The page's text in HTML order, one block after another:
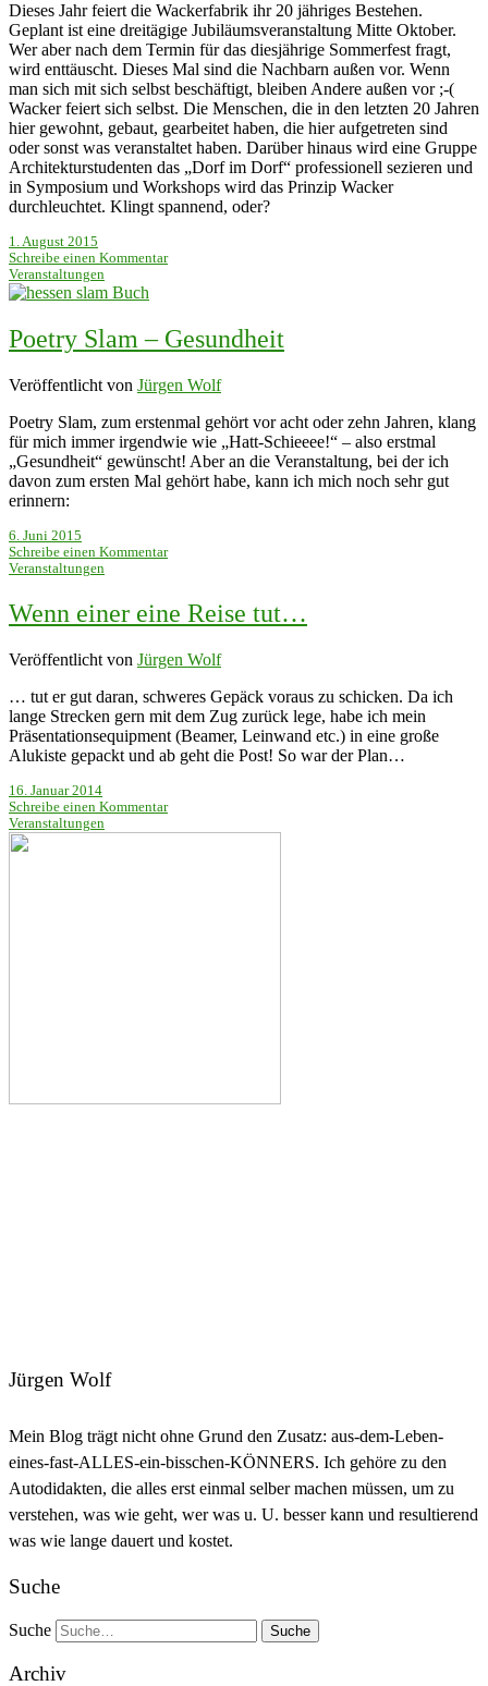
Dieses Jahr feiert die Wackerfabrik ihr 20 jähriges Bestehen.
Geplant ist eine dreitägige Jubiläumsveranstaltung Mitte Oktober.
Wer aber nach dem Termin für das diesjährige Sommerfest fragt,
wird enttäuscht. Dieses Mal sind die Nachbarn außen vor. Wenn
man sich mit sich selbst beschäftigt, bleiben Andere außen vor ;-(
Wacker feiert sich selbst. Die Menschen, die in den letzten 20 Jahren
hier gewohnt, gebaut, gearbeitet haben, die hier aufgetreten sind
oder sonst was veranstaltet haben. Darüber hinaus wird eine Gruppe
Architekturstudenten das „Dorf im Dorf“ professionell sezieren und
in Symposium und Workshops wird das Prinzip Wacker
durchleuchtet. Klingt spannend, oder?
1. August 2015
Schreibe einen Kommentar
Veranstaltungen
Poetry Slam – Gesundheit
Veröffentlicht von Jürgen Wolf
Poetry Slam, zum erstenmal gehört vor acht oder zehn Jahren, klang
für mich immer irgendwie wie „Hatt-Schieeee!“ – also erstmal
„Gesundheit“ gewünscht! Aber an die Veranstaltung, bei der ich
davon zum ersten Mal gehört habe, kann ich mich noch sehr gut
erinnern:
6. Juni 2015
Schreibe einen Kommentar
Veranstaltungen
Wenn einer eine Reise tut…
Veröffentlicht von Jürgen Wolf
… tut er gut daran, schweres Gepäck voraus zu schicken. Da ich
lange Strecken gern mit dem Zug zurück lege, habe ich mein
Präsentationsequipment (Beamer, Leinwand etc.) in eine große
Alukiste gepackt und ab geht die Post! So war der Plan…
16. Januar 2014
Schreibe einen Kommentar
Veranstaltungen
Jürgen Wolf
Mein Blog trägt nicht ohne Grund den Zusatz: aus-dem-Leben-
eines-fast-ALLES-ein-bisschen-KÖNNERS. Ich gehöre zu den
Autodidakten, die alles erst einmal selber machen müssen, um zu
verstehen, was wie geht, wer was u. U. besser kann und resultierend
was wie lange dauert und kostet.
Suche
Suche
Archiv